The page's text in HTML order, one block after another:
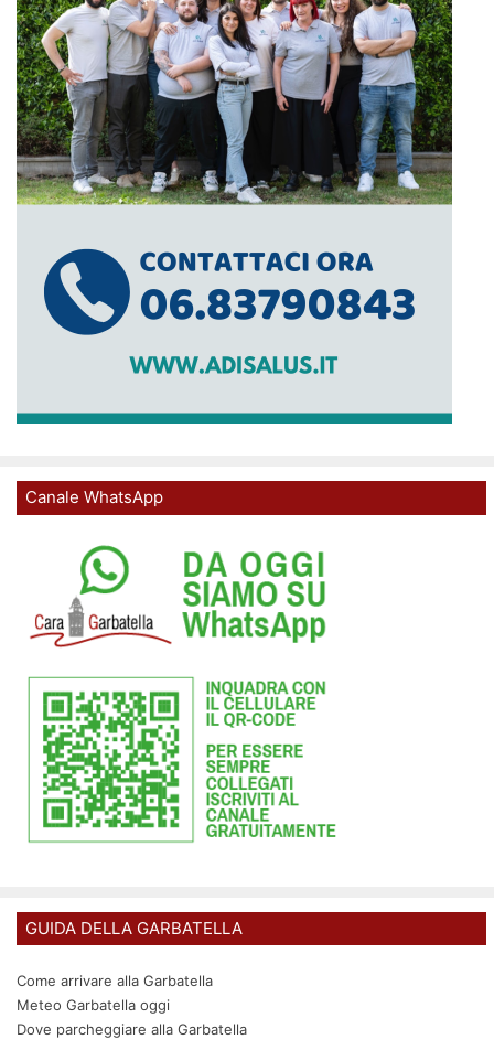
Canale WhatsApp
GUIDA DELLA GARBATELLA
Come arrivare alla Garbatella
Meteo Garbatella oggi
Dove parcheggiare alla Garbatella